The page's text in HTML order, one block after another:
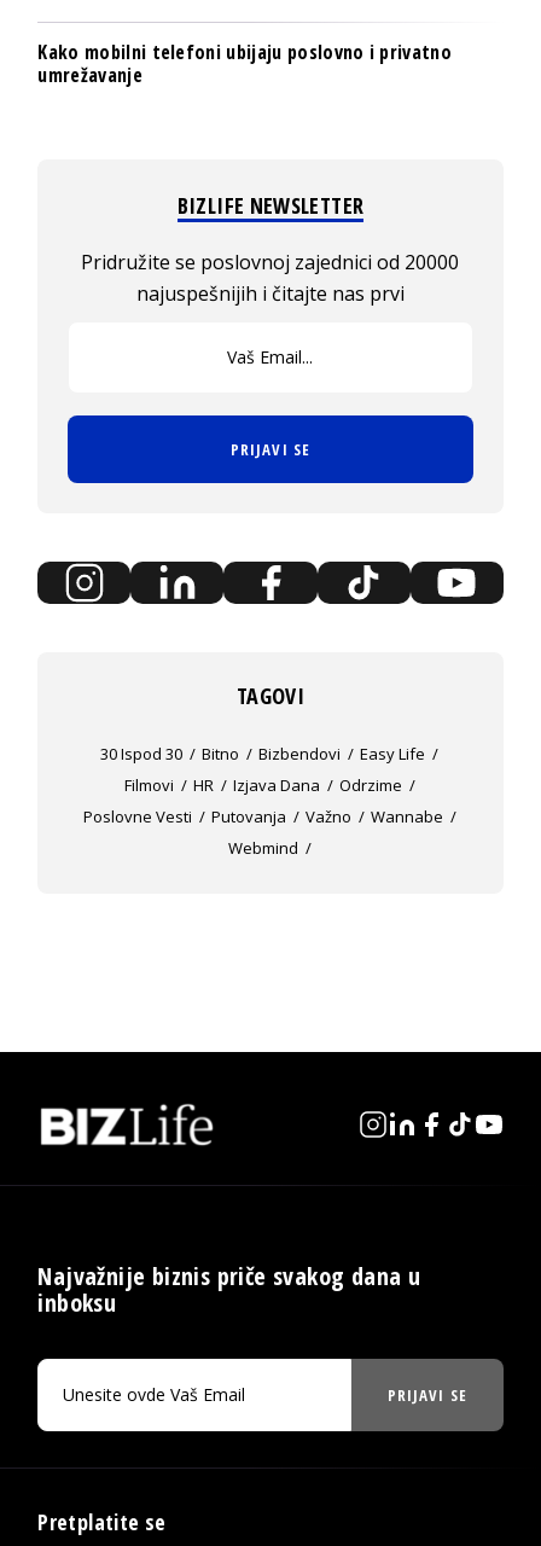
Kako mobilni telefoni ubijaju poslovno i privatno
umrežavanje
BIZLIFE NEWSLETTER
Pridružite se poslovnoj zajednici od 20000
najuspešnijih i čitajte nas prvi
PRIJAVI SE
TAGOVI
30 Ispod 30 Bitno Bizbendovi
Easy Life
Filmovi
HR Izjava Dana
Odrzime
Poslovne Vesti
Putovanja Važno
Wannabe
Webmind
Najvažnije biznis priče svakog dana u
inboksu
PRIJAVI SE
Pretplatite se